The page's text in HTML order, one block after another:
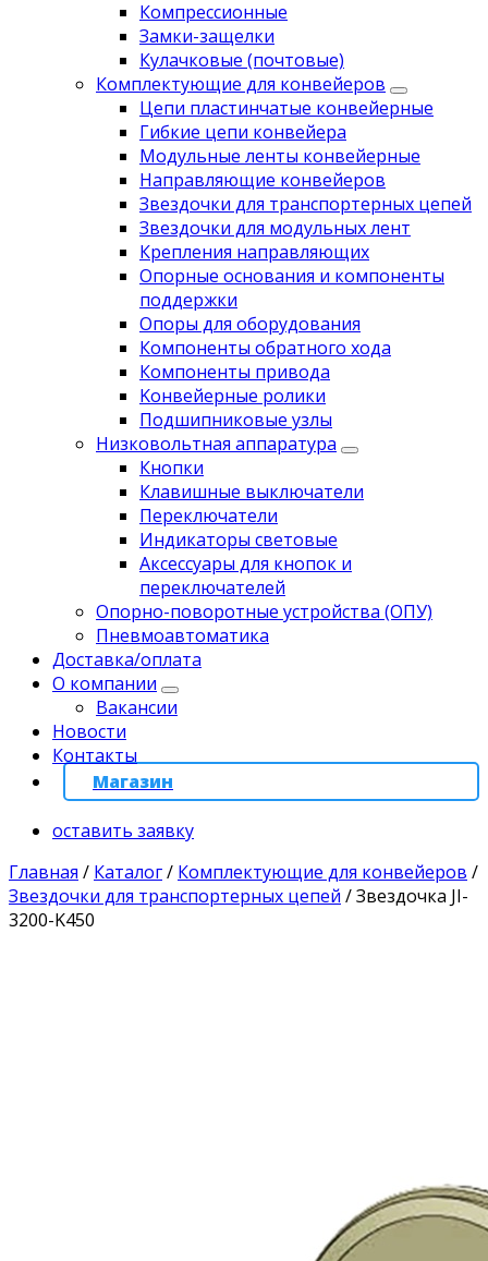
Компрессионные
Замки-защелки
Кулачковые (почтовые)
Комплектующие для конвейеров
Цепи пластинчатые конвейерные
Гибкие цепи конвейера
Модульные ленты конвейерные
Направляющие конвейеров
Звездочки для транспортерных цепей
Звездочки для модульных лент
Крепления направляющих
Опорные основания и компоненты
поддержки
Опоры для оборудования
Компоненты обратного хода
Компоненты привода
Koнвейерныe pолики
Подшипниковые узлы
Низковольтная аппаратура
Кнопки
Клавишные выключатели
Переключатели
Индикаторы световые
Аксессуары для кнопок и
переключателей
Опорно-поворотные устройства (ОПУ)
Пневмоавтоматика
Доставка/оплата
О компании
Вакансии
Новости
Контакты
Магазин
оставить заявку
Главная / Каталог/ Комплектующие для конвейеров /
Звездочки для транспортерных цепей /Звездочка JI-
3200-K450